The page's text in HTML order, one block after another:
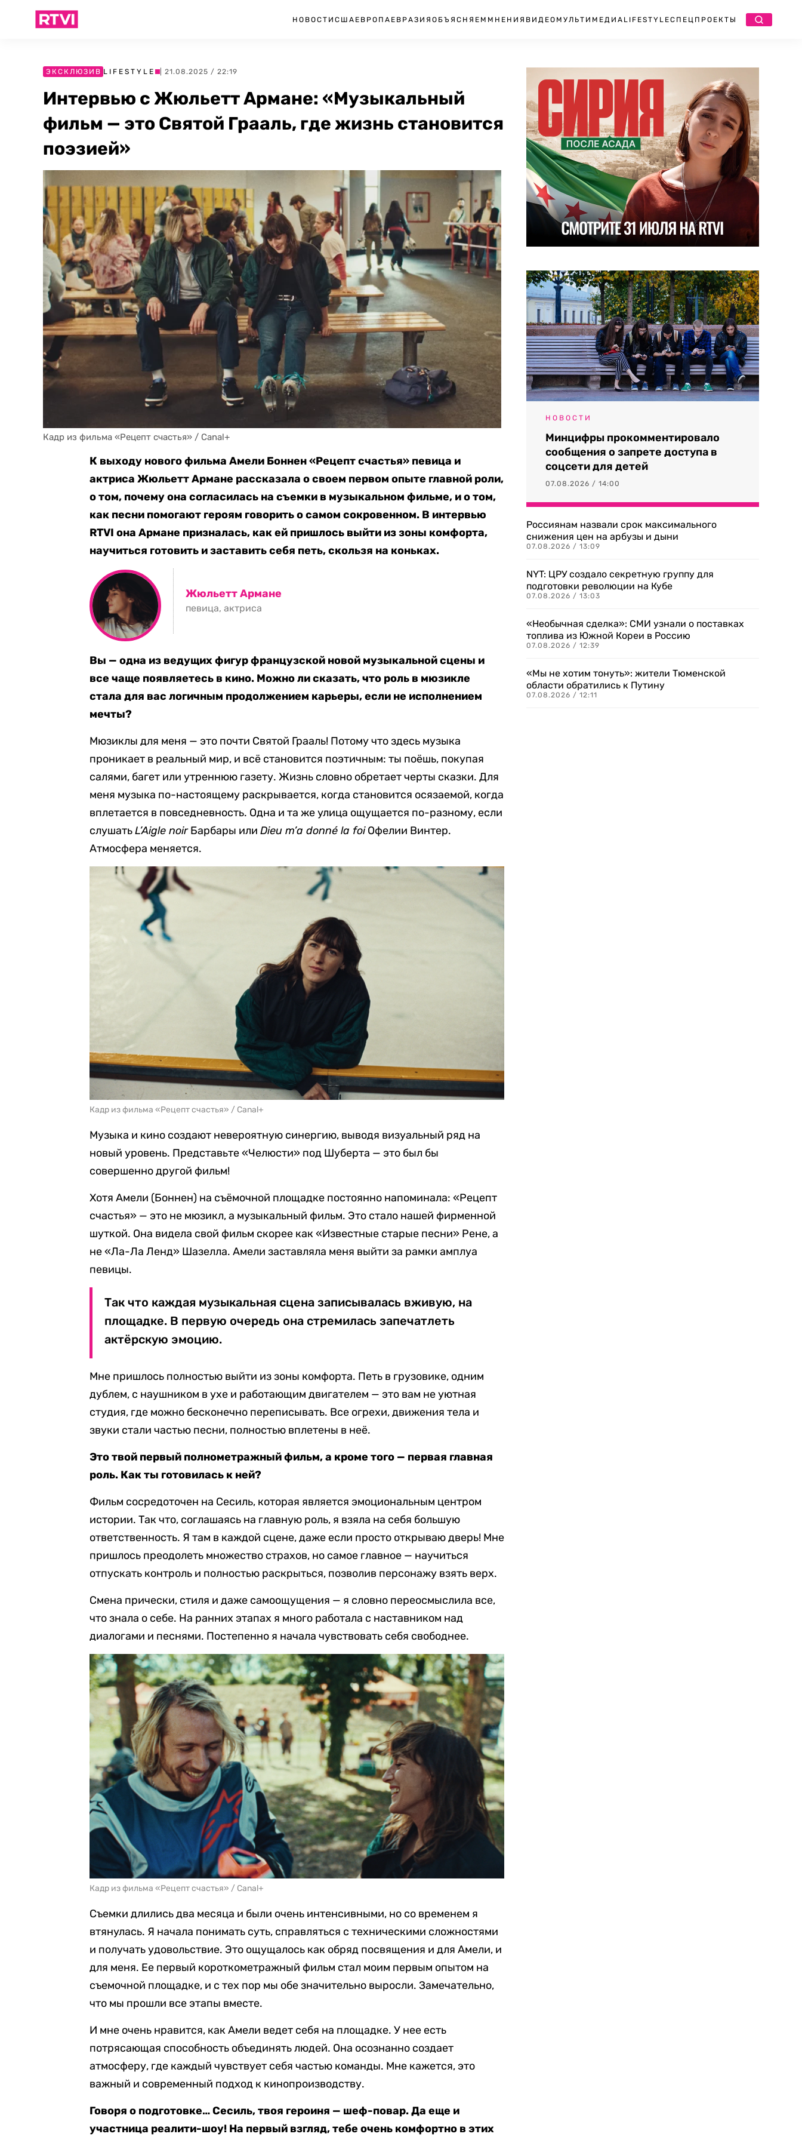
НОВОСТИ США ЕВРОПА ЕВРАЗИЯ ОБЪЯСНЯЕМ МНЕНИЯ ВИДЕО МУЛЬТИМЕДИА LIFESTYLEСПЕЦПРОЕКТЫ
ЭКСКЛЮЗИВ LIFESTYLE | 21.08.2025 / 22:19
Интервью с Жюльетт Армане: «Музыкальный
фильм — это Святой Грааль, где жизнь становится
поэзией»
Кадр из фильма «Рецепт счастья» / Canal+
К выходу нового фильма Амели Боннен «Рецепт счастья» певица и
актриса Жюльетт Армане рассказала о своем первом опыте главной роли,
о том, почему она согласилась на съемки в музыкальном фильме, и о том,
как песни помогают героям говорить о самом сокровенном. В интервью
RTVI она Армане призналась, как ей пришлось выйти из зоны комфорта,
научиться готовить и заставить себя петь, скользя на коньках.
Жюльетт Армане
певица, актриса
Вы — одна из ведущих фигур французской новой музыкальной сцены и
все чаще появляетесь в кино. Можно ли сказать, что роль в мюзикле
стала для вас логичным продолжением карьеры, если не исполнением
мечты?
Мюзиклы для меня — это почти Святой Грааль! Потому что здесь музыка
проникает в реальный мир, и всё становится поэтичным: ты поёшь, покупая
салями, багет или утреннюю газету. Жизнь словно обретает черты сказки. Для
меня музыка по-настоящему раскрывается, когда становится осязаемой, когда
вплетается в повседневность. Одна и та же улица ощущается по-разному, если
слушатьL’Aigle noirБарбары или Dieu m’a donné la foiОфелии Винтер.
Атмосфера меняется.
Кадр из фильма «Рецепт счастья» / Canal+
Музыка и кино создают невероятную синергию, выводя визуальный ряд на
новый уровень. Представьте «Челюсти» под Шуберта — это был бы
совершенно другой фильм!
Хотя Амели (Боннен) на съёмочной площадке постоянно напоминала: «Рецепт
счастья» — это не мюзикл, а музыкальный фильм. Это стало нашей фирменной
шуткой. Она видела свой фильм скорее как «Известные старые песни» Рене, а
не «Ла-Ла Ленд» Шазелла. Амели заставляла меня выйти за рамки амплуа
певицы.
Так что каждая музыкальная сцена записывалась вживую, на
площадке. В первую очередь она стремилась запечатлеть
актёрскую эмоцию.
Мне пришлось полностью выйти из зоны комфорта. Петь в грузовике, одним
дублем, с наушником в ухе и работающим двигателем — это вам не уютная
студия, где можно бесконечно переписывать. Все огрехи, движения тела и
звуки стали частью песни, полностью вплетены в неё.
Это твой первый полнометражный фильм, а кроме того — первая главная
роль. Как ты готовилась к ней?
Фильм сосредоточен на Сесиль, которая является эмоциональным центром
истории. Так что, соглашаясь на главную роль, я взяла на себя большую
ответственность. Я там в каждой сцене, даже если просто открываю дверь! Мне
пришлось преодолеть множество страхов, но самое главное — научиться
отпускать контроль и полностью раскрыться, позволив персонажу взять верх.
Смена прически, стиля и даже самоощущения — я словно переосмыслила все,
что знала о себе. На ранних этапах я много работала с наставником над
диалогами и песнями. Постепенно я начала чувствовать себя свободнее.
Кадр из фильма «Рецепт счастья» / Canal+
Съемки длились два месяца и были очень интенсивными, но со временем я
втянулась. Я начала понимать суть, справляться с техническими сложностями
и получать удовольствие. Это ощущалось как обряд посвящения и для Амели, и
для меня. Ее первый короткометражный фильм стал моим первым опытом на
съемочной площадке, и с тех пор мы обе значительно выросли. Замечательно,
что мы прошли все этапы вместе.
И мне очень нравится, как Амели ведет себя на площадке. У нее есть
потрясающая способность объединять людей. Она осознанно создает
атмосферу, где каждый чувствует себя частью команды. Мне кажется, это
важный и современный подход к кинопроизводству.
Говоря о подготовке… Сесиль, твоя героиня — шеф-повар. Да еще и
участница реалити-шоу! На первый взгляд, тебе очень комфортно в этих
НОВОСТИ
Минцифры прокомментировало
сообщения о запрете доступа в
соцсети для детей
07.08.2026 / 14:00
Россиянам назвали срок максимального
снижения цен на арбузы и дыни
07.08.2026 / 13:09
NYT: ЦРУ создало секретную группу для
подготовки революции на Кубе
07.08.2026 / 13:03
«Необычная сделка»: СМИ узнали о поставках
топлива из Южной Кореи в Россию
07.08.2026 / 12:39
«Мы не хотим тонуть»: жители Тюменской
области обратились к Путину
07.08.2026 / 12:11